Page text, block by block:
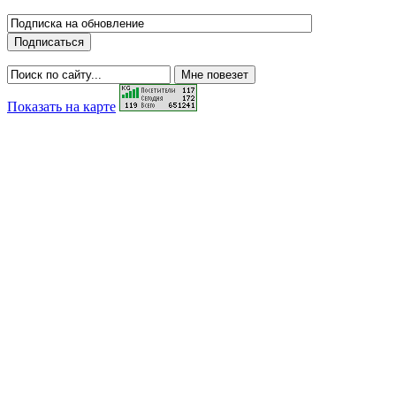
Показать на карте